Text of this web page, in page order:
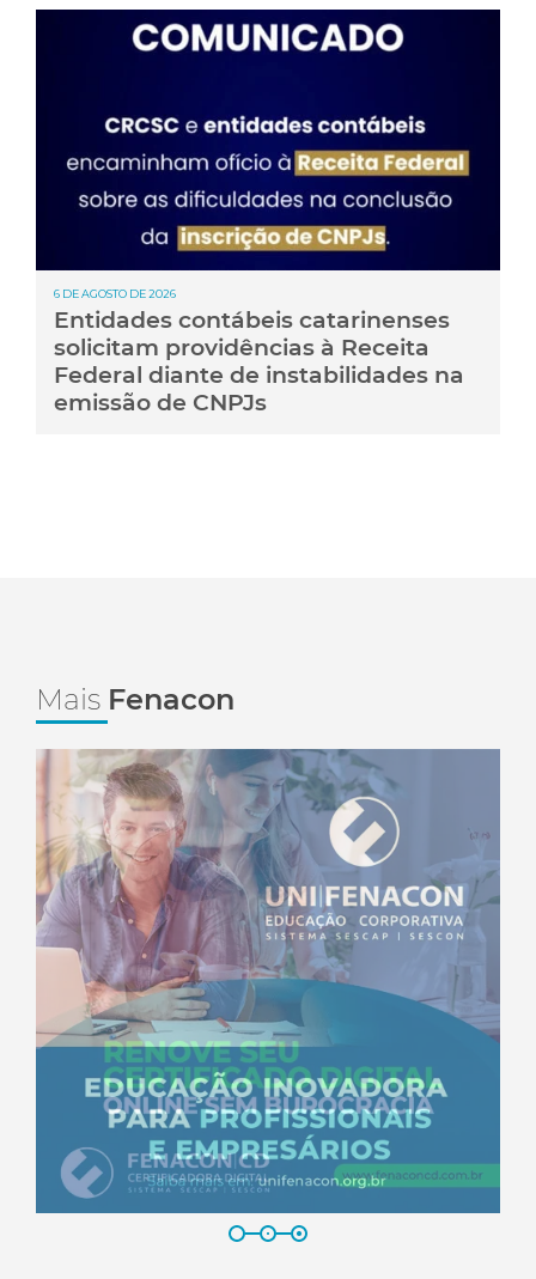
6 DE AGOSTO DE 2026
Entidades contábeis catarinenses
solicitam providências à Receita
Federal diante de instabilidades na
emissão de CNPJs
Mais Fenacon